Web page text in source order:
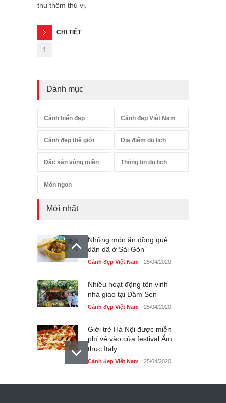
thu thêm thú vị.
CHI TIẾT
1
Danh mục
Cảnh biển đẹp Cảnh đẹp Việt Nam
Cảnh đẹp thế giới Địa điểm du lịch
Đặc sản vùng miền Thông tin du lịch
Món ngon
Mới nhất
Những món ăn đồng quê
dân dã ở Sài Gòn
Cảnh đẹp Việt Nam 25/04/2020
Nhiều hoạt động tôn vinh
nhà giáo tại Đầm Sen
Cảnh đẹp Việt Nam 25/04/2020
Giới trẻ Hà Nội được miễn
phí vé vào cửa festival Ẩm
thực Italy
Cảnh đẹp Việt Nam 25/04/2020
Tam giác mạch khoe sắc